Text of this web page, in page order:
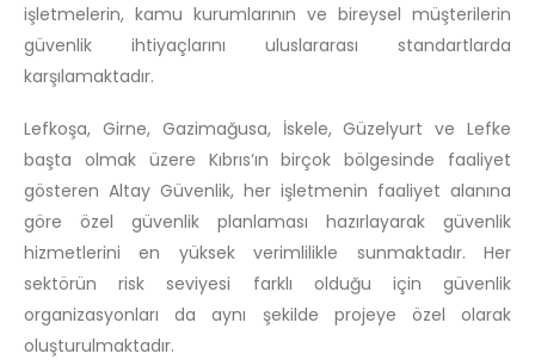
işletmelerin, kamu kurumlarının ve bireysel müşterilerin
güvenlik ihtiyaçlarını uluslararası standartlarda
karşılamaktadır.
Lefkoşa, Girne, Gazimağusa, İskele, Güzelyurt ve Lefke
başta olmak üzere Kıbrıs’ın birçok bölgesinde faaliyet
gösteren Altay Güvenlik, her işletmenin faaliyet alanına
göre özel güvenlik planlaması hazırlayarak güvenlik
hizmetlerini en yüksek verimlilikle sunmaktadır. Her
sektörün risk seviyesi farklı olduğu için güvenlik
organizasyonları da aynı şekilde projeye özel olarak
oluşturulmaktadır.